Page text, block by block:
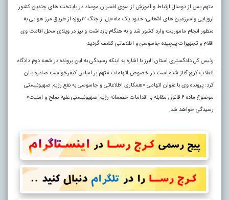
متهم پس از دوسال ارتباط و آموزش‌ از سوی افسران موساد در پایتخت های چندین کشور
اروپایی و سرزمین های اشغالی؛ حدود یک ماه قبل از جنگ ۱۲روزه از طریق مرز هوایی به
منظور انجام ماموریت وارد کشور شد و به هنگام بازداشت و نیز در ویلای محل اقامت وی
اقلام و تجهیزات پیچیده جاسوسی و اطلاعاتی کشف گردید.
رئیس کل دادگستری استان البرز با اشاره به اینکه رسیدگی به این پرونده در شعبه دوم دادگاه
انقلاب کرج آغاز شده است در خصوص اتهامات متهم بر اساس کیفرخواست صادره بیان
کرد: پرونده وی با عنوان اتهامی «همکاری اطلاعاتی و جاسوسی به نفع رژیم صهیونیستی
موضوع ماده ۶ قانون مقابله با اقدامات خصمانه رژیم صهیونیستی علیه صلح و امنیت»
رسیدگی خواهد شد.